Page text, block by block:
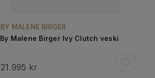
BY MALENE BIRGER
By Malene Birger Ivy Clutch veski
21.995 kr